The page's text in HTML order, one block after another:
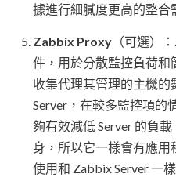
據進行細膩度更高的整合
Zabbix Proxy （可選）
件，用於分散監控負荷
收集代理其管理的主機
Server，在較多監控項的
夠有效減低 Server 的負
身，所以它一樣會有應
使用和 Zabbix Server 一